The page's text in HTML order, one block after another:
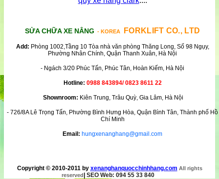
SỬA CHỮA XE NÂNG - KOREA FORKLIFT CO., LTD
Add: Phòng 1002,Tầng 10 Tòa nhà văn phòng Thăng Long, Số 98 Ngụy,
Phường Nhân Chính, Quận Thanh Xuân, Hà Nội
- Ngách 3/20 Phúc Tấn, Phúc Tân, Hoàn Kiếm, Hà Nội
Hotline: 0988 843894/ 0823 8611 22
Shownroom: Kiên Trung, Trâu Quỳ, Gia Lâm, Hà Nội
- 726/8A Lê Trọng Tấn, Phường Bình Hưng Hòa, Quận Bình Tân, Thành phố Hồ
Chí Minh
Email: hungxenanghang@gmail.com
Copyright © 2010-2011 by xenanghanquocchinhhang.com All rights
reserved SEO Web: 094 55 33 840